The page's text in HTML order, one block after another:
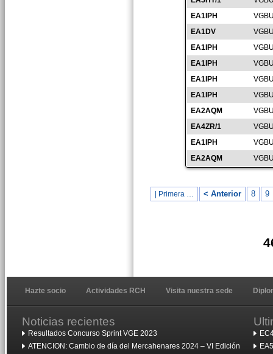
EA1IPH
EA1DV
EA1IPH
EA1IPH
EA1IPH
EA1IPH
EA2AQM
EA4ZR/1
EA1IPH
EA2AQM
| Primera … < Anterior 8 9
Hazte socio Actividades RCH Visita nuestra sede
Noticias recientes
Resultados Concurso Sprint VGE 2023
ATENCION: Cambio de día del Mercahenares 2024 – VI Edición